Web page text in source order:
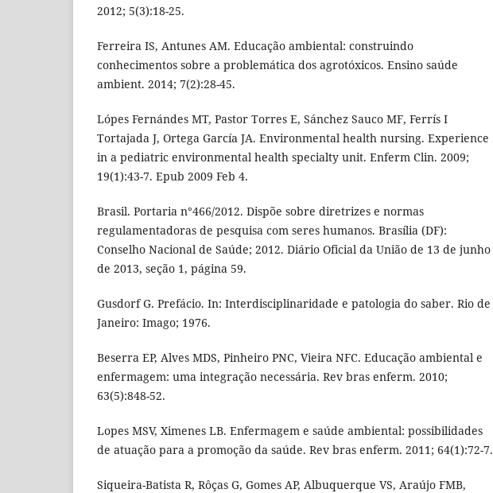
2012; 5(3):18-25.
Ferreira IS, Antunes AM. Educação ambiental: construindo
conhecimentos sobre a problemática dos agrotóxicos. Ensino saúde
ambient. 2014; 7(2):28-45.
Lópes Fernándes MT, Pastor Torres E, Sánchez Sauco MF, Ferrís I
Tortajada J, Ortega García JA. Environmental health nursing. Experience
in a pediatric environmental health specialty unit. Enferm Clin. 2009;
19(1):43-7. Epub 2009 Feb 4.
Brasil. Portaria n°466/2012. Dispõe sobre diretrizes e normas
regulamentadoras de pesquisa com seres humanos. Brasília (DF):
Conselho Nacional de Saúde; 2012. Diário Oficial da União de 13 de junho
de 2013, seção 1, página 59.
Gusdorf G. Prefácio. In: Interdisciplinaridade e patologia do saber. Rio de
Janeiro: Imago; 1976.
Beserra EP, Alves MDS, Pinheiro PNC, Vieira NFC. Educação ambiental e
enfermagem: uma integração necessária. Rev bras enferm. 2010;
63(5):848-52.
Lopes MSV, Ximenes LB. Enfermagem e saúde ambiental: possibilidades
de atuação para a promoção da saúde. Rev bras enferm. 2011; 64(1):72-7.
Siqueira-Batista R, Rôças G, Gomes AP, Albuquerque VS, Araújo FMB,